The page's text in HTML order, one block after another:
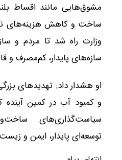
مشوق‌هایی مانند اقساط
ساخت و کاهش هزینه‌های
وزارت راه شد تا مردم و
سازه‌های پایدار، کم‌مصرف و
او هشدار داد: تهدیدهای
و کمبود آب در کمین
سیاست‌گذاری‌های
توسعه‌ای پایدار، ایمن و